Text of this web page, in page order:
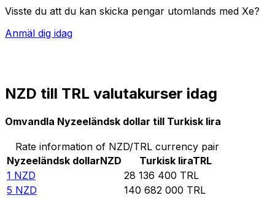
Visste du att du kan skicka pengar utomlands med Xe?
Anmäl dig idag
NZD till TRL valutakurser idag
Omvandla Nyzeeländsk dollar till Turkisk lira
Rate information of NZD/TRL currency pair
Nyzeeländsk dollarNZD Turkisk liraTRL
1 NZD 28 136 400 TRL
5 NZD 140 682 000 TRL